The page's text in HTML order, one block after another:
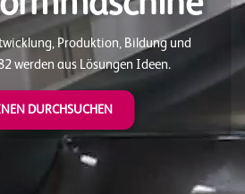
Produktion, Bildung und
werden aus Lösungen Ideen.
DURCHSUCHEN